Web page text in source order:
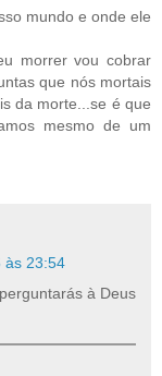
mundo e onde ele
morrer vou cobrar
que nós mortais
da morte...se é que
mesmo de um
às 23:54
à Deus